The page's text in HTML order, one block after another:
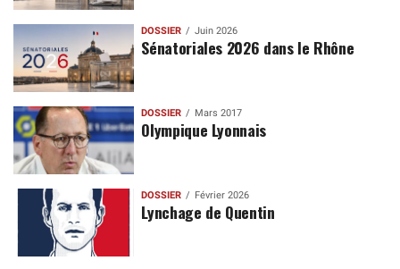
DOSSIER Juin 2026
Sénatoriales 2026 dans le Rhône
DOSSIER Mars 2017
Olympique Lyonnais
DOSSIER Février 2026
Lynchage de Quentin